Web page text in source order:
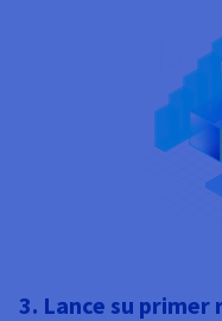
3. Lance su primer